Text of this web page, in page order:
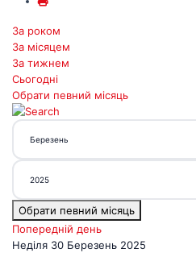
За роком
За місяцем
За тижнем
Сьогодні
Обрати певний місяць
Обрати певний місяць
Попередній день
Неділя 30 Березень 2025